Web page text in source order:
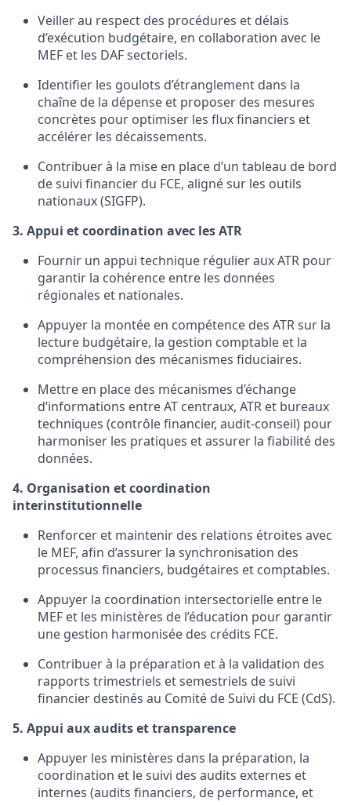
Veiller au respect des procédures et délais
d’exécution budgétaire, en collaboration avec le
MEF et les DAF sectoriels.
Identifier les goulots d’étranglement dans la
chaîne de la dépense et proposer des mesures
concrètes pour optimiser les flux financiers et
accélérer les décaissements.
Contribuer à la mise en place d’un tableau de bord
de suivi financier du FCE, aligné sur les outils
nationaux (SIGFP).
3. Appui et coordination avec les ATR
Fournir un appui technique régulier aux ATR pour
garantir la cohérence entre les données
régionales et nationales.
Appuyer la montée en compétence des ATR sur la
lecture budgétaire, la gestion comptable et la
compréhension des mécanismes fiduciaires.
Mettre en place des mécanismes d’échange
d’informations entre AT centraux, ATR et bureaux
techniques (contrôle financier, audit-conseil) pour
harmoniser les pratiques et assurer la fiabilité des
données.
4. Organisation et coordination
interinstitutionnelle
Renforcer et maintenir des relations étroites avec
le MEF, afin d’assurer la synchronisation des
processus financiers, budgétaires et comptables.
Appuyer la coordination intersectorielle entre le
MEF et les ministères de l’éducation pour garantir
une gestion harmonisée des crédits FCE.
Contribuer à la préparation et à la validation des
rapports trimestriels et semestriels de suivi
financier destinés au Comité de Suivi du FCE (CdS).
5. Appui aux audits et transparence
Appuyer les ministères dans la préparation, la
coordination et le suivi des audits externes et
internes (audits financiers, de performance, et